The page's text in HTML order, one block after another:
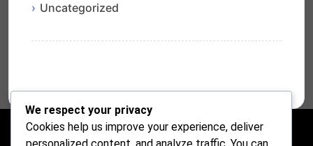
Uncategorized
We respect your privacy
Cookies help us improve your experience, deliver
personalized content, and analyze traffic. You can